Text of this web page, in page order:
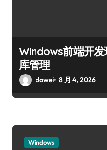
Windows前端开
库管理
dawei 8 月 4, 2026
Windows